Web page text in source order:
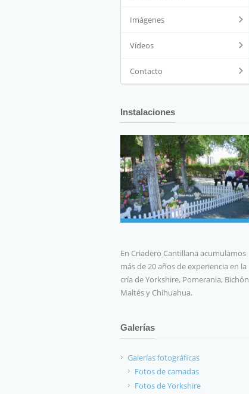
Imágenes
Vídeos
Contacto
Instalaciones
En Criadero Cantillana acumulamos
más de 20 años de experiencia en la
cría de Yorkshire, Pomerania, Bichón
Maltés y Chihuahua.
Galerías
Galerías fotográficas
Fotos de camadas
Fotos de Yorkshire